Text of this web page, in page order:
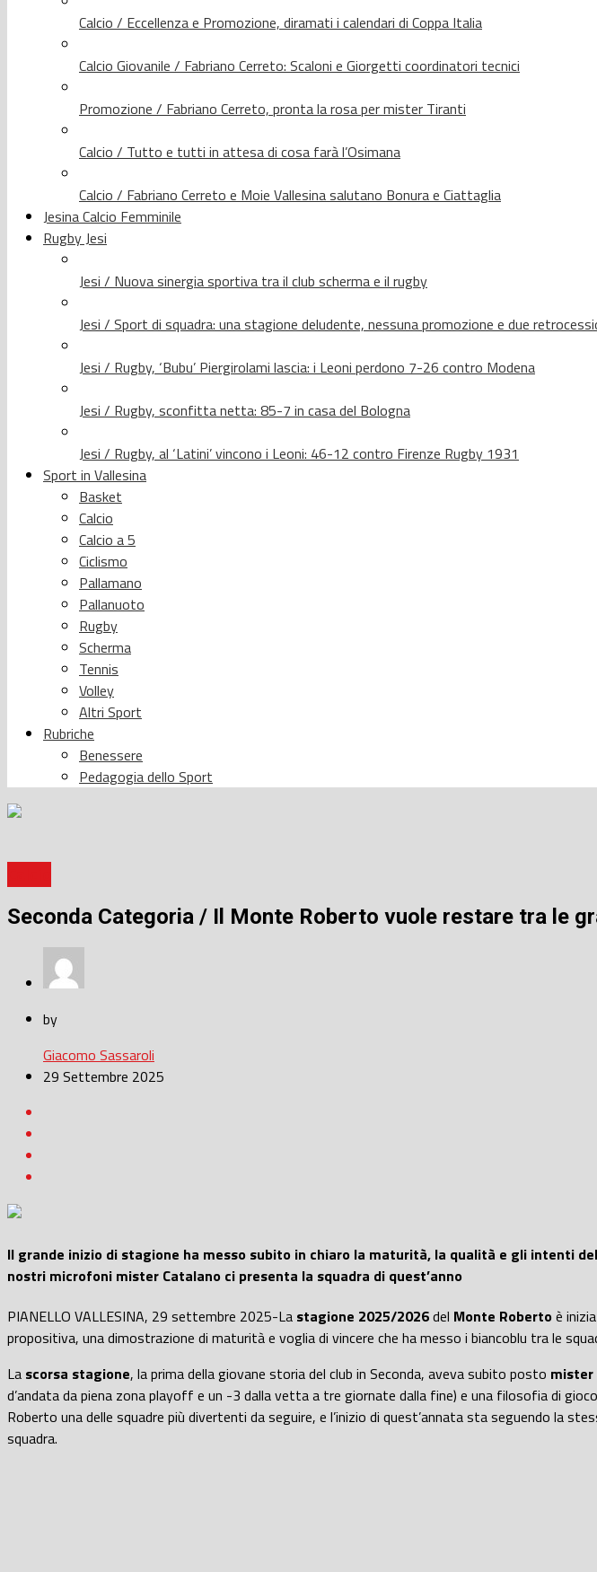
Calcio / Eccellenza e Promozione, diramati i calendari di Coppa Italia
Calcio Giovanile / Fabriano Cerreto: Scaloni e Giorgetti coordinatori tecnici
Promozione / Fabriano Cerreto, pronta la rosa per mister Tiranti
Calcio / Tutto e tutti in attesa di cosa farà l’Osimana
Calcio / Fabriano Cerreto e Moie Vallesina salutano Bonura e Ciattaglia
Jesina Calcio Femminile
Rugby Jesi
Jesi / Nuova sinergia sportiva tra il club scherma e il rugby
Jesi / Sport di squadra: una stagione deludente, nessuna promozione e due
Jesi / Rugby, ‘Bubu’ Piergirolami lascia: i Leoni perdono 7-26 contro Modena
Jesi / Rugby, sconfitta netta: 85-7 in casa del Bologna
Jesi / Rugby, al ‘Latini’ vincono i Leoni: 46-12 contro Firenze Rugby 1931
Sport in Vallesina
Basket
Calcio
Calcio a 5
Ciclismo
Pallamano
Pallanuoto
Rugby
Scherma
Tennis
Volley
Altri Sport
Rubriche
Benessere
Pedagogia dello Sport
Seconda Categoria / Il Monte Roberto vuole restare tra le
by
Giacomo Sassaroli
29 Settembre 2025
Il grande inizio di stagione ha messo subito in chiaro la maturità, la qualità e gli intenti
nostri microfoni mister Catalano ci presenta la squadra di quest’anno
PIANELLO VALLESINA, 29 settembre 2025-La stagione 2025/2026del Monte Robertoè
propositiva, una dimostrazione di maturità e voglia di vincere che ha messo i biancoblu tra le
La scorsa stagione, la prima della giovane storia del club in Seconda, aveva subito posto mister
d’andata da piena zona playoff e un -3 dalla vetta a tre giornate dalla fine) e una filosofia di
Roberto una delle squadre più divertenti da seguire, e l’inizio di quest’annata sta seguendo la
squadra.